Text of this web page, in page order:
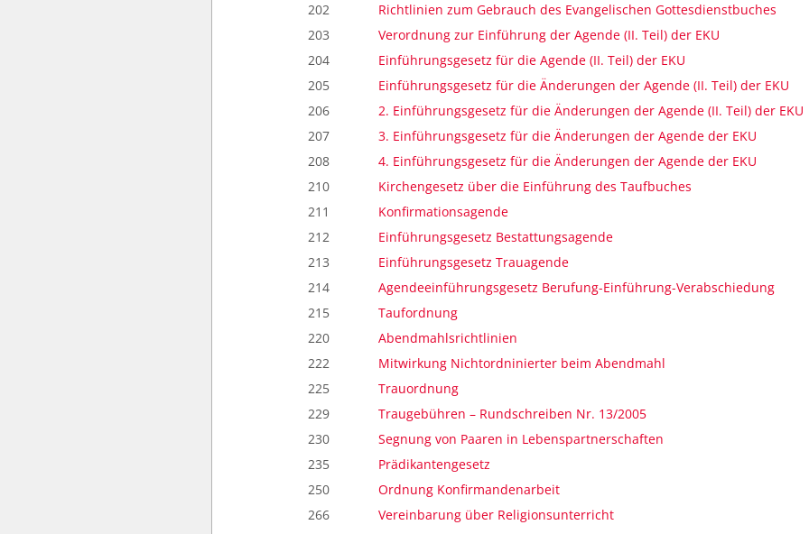
202
Richtlinien zum Gebrauch des Evangelischen Gottesdienstbuches
203
Verordnung zur Einführung der Agende (II. Teil) der EKU
204
Einführungsgesetz für die Agende (II. Teil) der EKU
205
Einführungsgesetz für die Änderungen der Agende (II. Teil) der EKU
206
2. Einführungsgesetz für die Änderungen der Agende (II. Teil) der EKU
207
3. Einführungsgesetz für die Änderungen der Agende der EKU
208
4. Einführungsgesetz für die Änderungen der Agende der EKU
210
Kirchengesetz über die Einführung des Taufbuches
211
Konfirmationsagende
212
Einführungsgesetz Bestattungsagende
213
Einführungsgesetz Trauagende
214
Agendeeinführungsgesetz Berufung-Einführung-Verabschiedung
215
Taufordnung
220
Abendmahlsrichtlinien
222
Mitwirkung Nichtordninierter beim Abendmahl
225
Trauordnung
229
Traugebühren – Rundschreiben Nr. 13/2005
230
Segnung von Paaren in Lebenspartnerschaften
235
Prädikantengesetz
250
Ordnung Konfirmandenarbeit
266
Vereinbarung über Religionsunterricht